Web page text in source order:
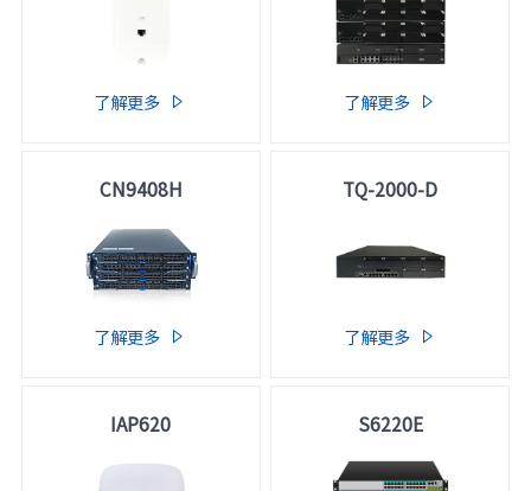
了解更多  了解更多 
CN9408H
了解更多 
TQ-2000-D
了解更多 
IAP620 S6220E